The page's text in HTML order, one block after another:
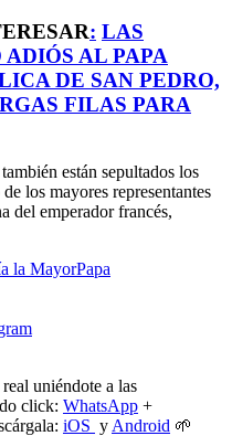
: LAS
AL PAPA
DE SAN PEDRO,
FILAS PARA
están sepultados los
los mayores representantes
del emperador francés,
la MayorPapa
uniéndote a las
click: WhatsApp +
iOS y Android 🌱